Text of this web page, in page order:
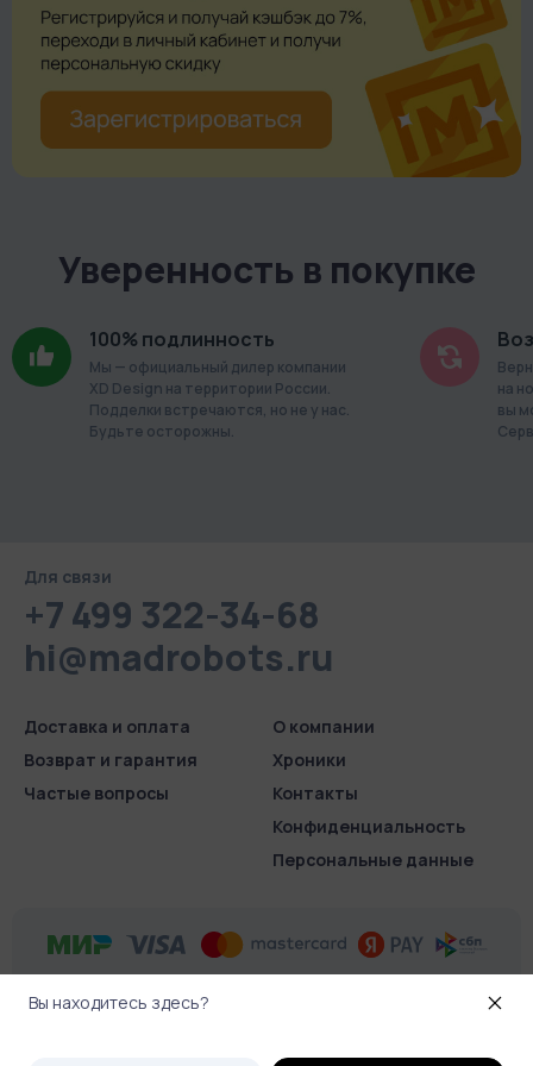
Вы находитесь здесь?
Вакуумная пробка
Вакуумная пробка позволяет плотно закупорить открытую
бутылку. Сохраняет вкус напитка в первозданном виде,
удаляет воздух и позволяет увеличить срок хранения.
Уверенность в покупке
100% подлинность
Мы — официальный дилер компании
XD Design на территории России.
Подделки встречаются, но не у нас.
Будьте осторожны.
на
вы
Для связи
+7 499 322-34-68
hi@madrobots.ru
Доставка и оплата
Возврат и гарантия
Частые вопросы
О компании
Хроники
Контакты
Конфиденциаль­ность
Персональные данные